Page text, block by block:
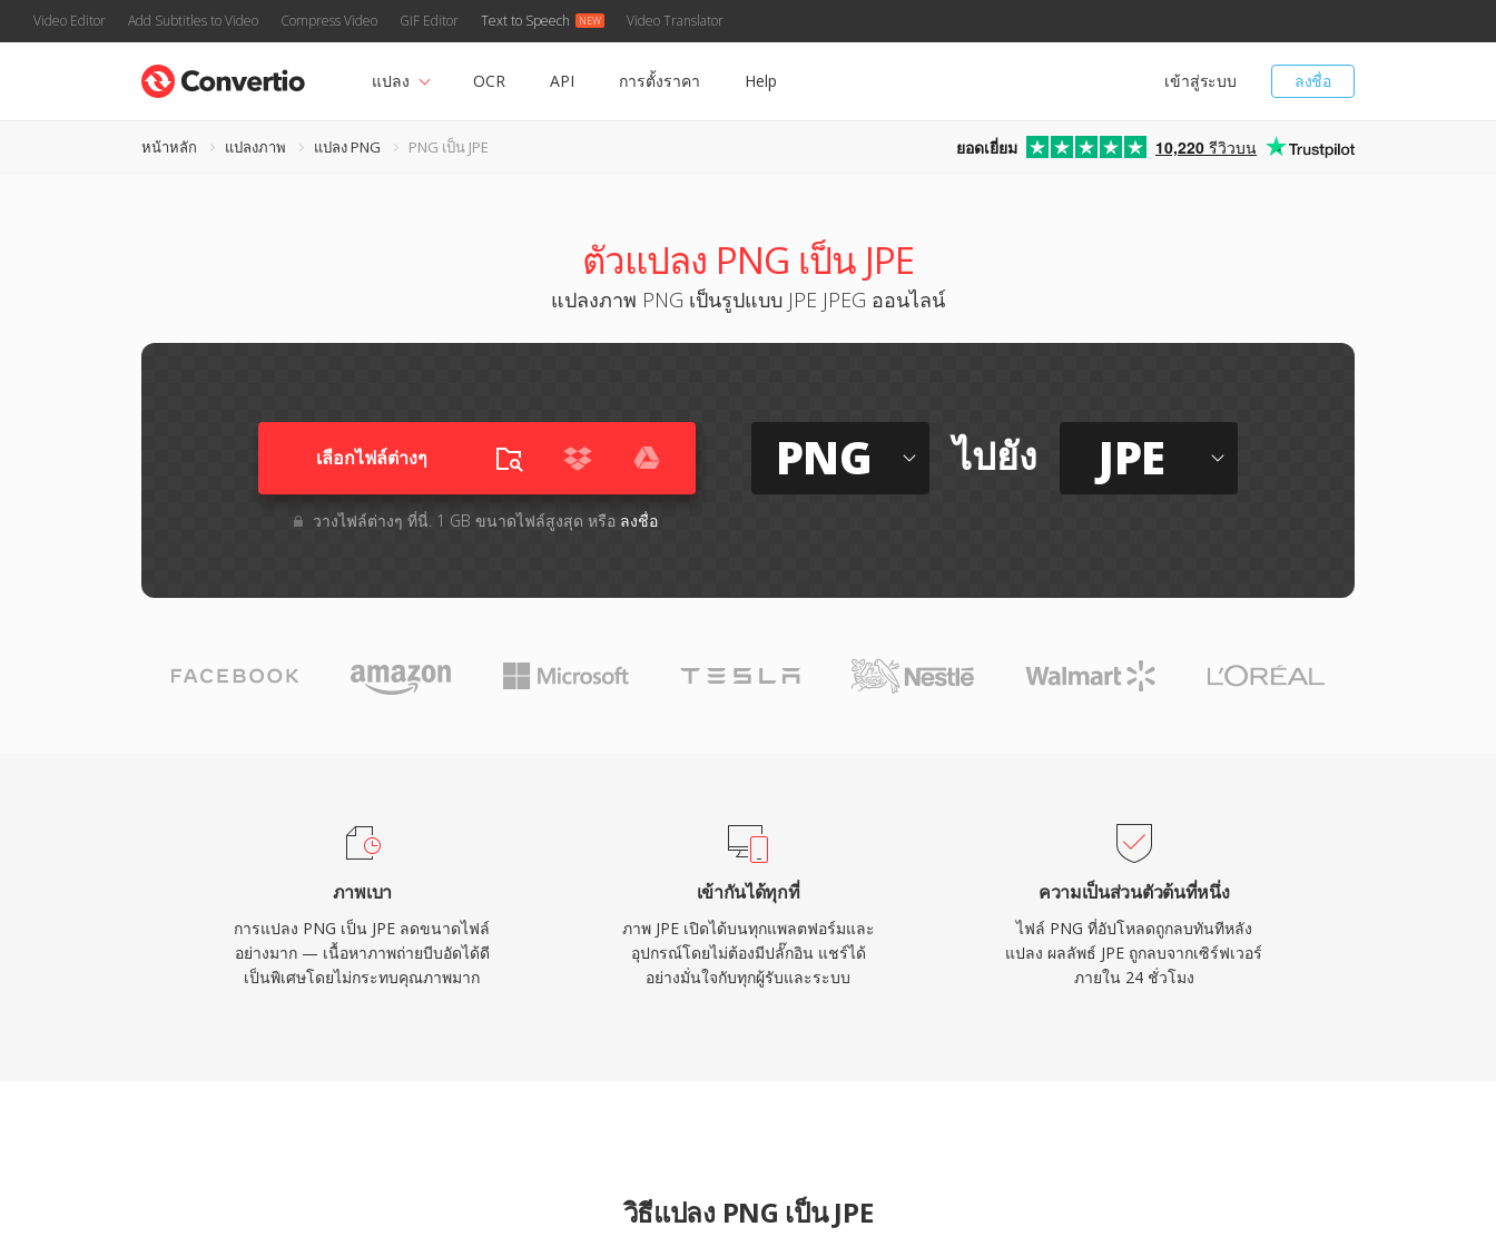
Video Editor Add Subtitles to Video Compress Video GIF Editor Text to Speech Video Translator
ลงชื่อ
เข้าสู่ระบบ
แปลง OCR API การตั้งราคา Help
หน้าหลัก แปลงภาพ แปลง PNG PNG เป็น JPE ยอดเยี่ยม 10,220 รีวิวบน
ตัวแปลง PNG เป็น JPE
แปลงภาพ PNG เป็นรูปแบบ JPE JPEG ออนไลน์
เลือกไฟล์ต่างๆ​
วางไฟล์ต่างๆ​ ที่นี่. 1 GB ขนาดไฟล์สูงสุด หรือ ลงชื่อ
PNG ไปยัง JPE
ภาพเบา
การแปลง PNG เป็น JPE ลดขนาดไฟล์
อย่างมาก — เนื้อหาภาพถ่ายบีบอัดได้ดี
เป็นพิเศษโดยไม่กระทบคุณภาพมาก
เข้ากันได้ทุกที่
ภาพ JPE เปิดได้บนทุกแพลตฟอร์มและ
อุปกรณ์โดยไม่ต้องมีปลั๊กอิน แชร์ได้
อย่างมั่นใจกับทุกผู้รับและระบบ
ความเป็นส่วนตัวต้นที่หนึ่ง
ไฟล์ PNG ที่อัปโหลดถูกลบทันทีหลัง
แปลง ผลลัพธ์ JPE ถูกลบจากเซิร์ฟเวอร์
ภายใน 24 ชั่วโมง
วิธีแปลง PNG เป็น JPE